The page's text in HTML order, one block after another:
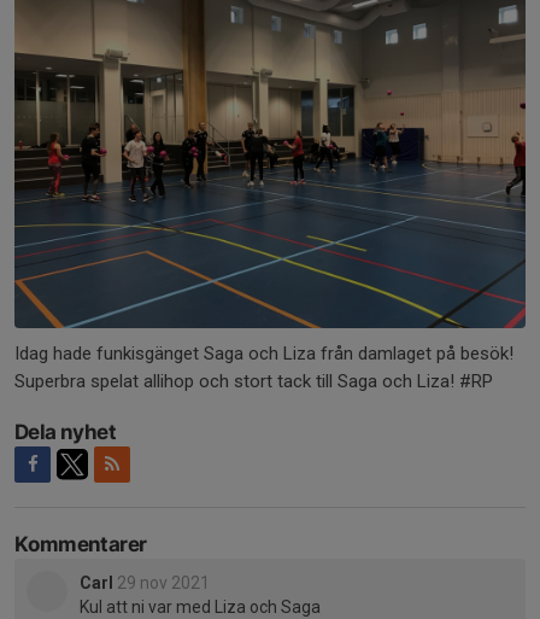
Idag hade funkisgänget Saga och Liza från damlaget på besök!
Superbra spelat allihop och stort tack till Saga och Liza! #RP
Dela nyhet
Kommentarer
Carl 29 nov 2021
Kul att ni var med Liza och Saga